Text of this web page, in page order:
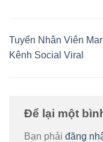
Tuyển Nhân Viên
Kênh Social Viral
Để lại một
Bạn phải đăng